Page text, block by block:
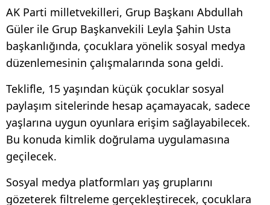
AK Parti milletvekilleri, Grup Başkanı Abdullah
Güler ile Grup Başkanvekili Leyla Şahin Usta
başkanlığında, çocuklara yönelik sosyal medya
düzenlemesinin çalışmalarında sona geldi.
Teklifle, 15 yaşından küçük çocuklar sosyal
paylaşım sitelerinde hesap açamayacak, sadece
yaşlarına uygun oyunlara erişim sağlayabilecek.
Bu konuda kimlik doğrulama uygulamasına
geçilecek.
Sosyal medya platformları yaş gruplarını
gözeterek filtreleme gerçekleştirecek, çocuklara